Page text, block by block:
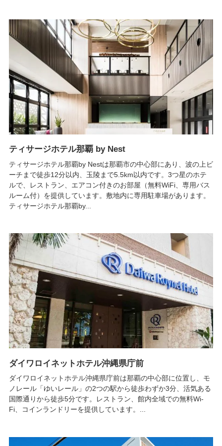
ティサージホテル那覇 by Nest
ティサージホテル那覇by Nestは那覇市の中心部にあり、波の上ビ
ーチまで徒歩12分以内、玉陵まで5.5km以内です。3つ星のホテ
ルで、レストラン、エアコン付きのお部屋（無料WiFi、専用バス
ルーム付）を提供しています。敷地内に専用駐車場があります。
ティサージホテル那覇by...
ダイワロイネットホテル沖縄県庁前
ダイワロイネットホテル沖縄県庁前は那覇の中心部に位置し、モ
ノレール「ゆいレール」の2つの駅から徒歩わずか3分、活気ある
国際通りから徒歩5分です。レストラン、館内全域での無料Wi-
Fi、コインランドリーを提供しています。...